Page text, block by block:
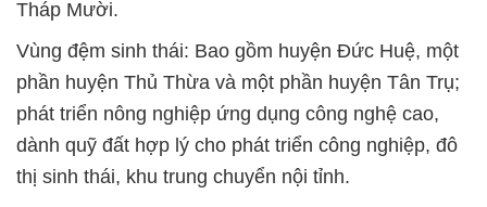
Tháp Mười.
Vùng đệm sinh thái: Bao gồm huyện Đức Huệ, một
phần huyện Thủ Thừa và một phần huyện Tân Trụ;
phát triển nông nghiệp ứng dụng công nghệ cao,
dành quỹ đất hợp lý cho phát triển công nghiệp, đô
thị sinh thái, khu trung chuyển nội tỉnh.